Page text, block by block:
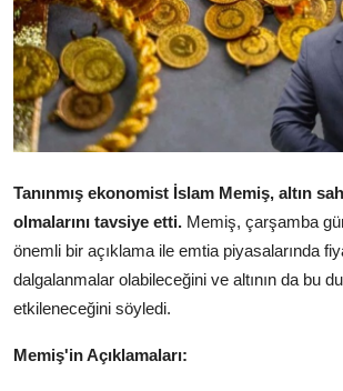
TAM ALTIN
DİĞER ALTINLAR
Tanınmış ekonomist İslam Memiş, altın
olmalarını tavsiye etti. Memiş, çarşamba
önemli bir açıklama ile emtia piyasalarında
dalgalanmalar olabileceğini ve altının da bu
etkileneceğini söyledi.
Memiş'in Açıklamaları: